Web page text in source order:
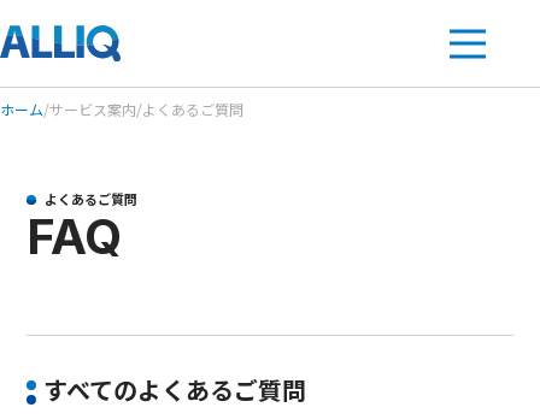
ホーム/サービス案内/よくあるご質問
よくあるご質問
FAQ
すべてのよくあるご質問